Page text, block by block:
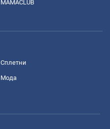
MAMACLUB
Сплетни
Мода